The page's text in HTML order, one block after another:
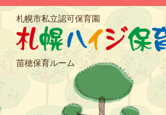
札幌市私立認可保育園
苗穂保育ルーム